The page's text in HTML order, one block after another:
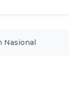
Nasional